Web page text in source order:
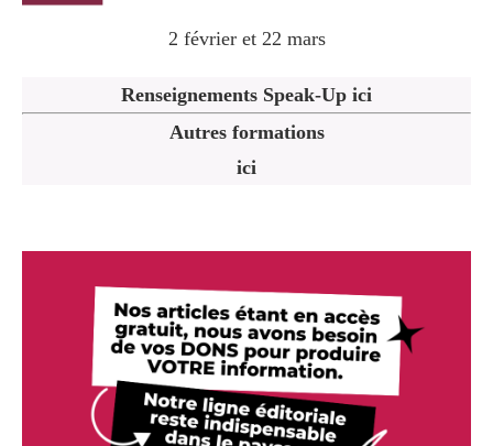
2 février et 22 mars
Renseignements Speak-Up ici
Autres formations
ici